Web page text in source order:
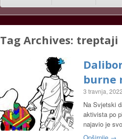
Tag Archives: treptaji
burne
3 travnja, 2022
Na Svjetski
aktivista po
najavio je